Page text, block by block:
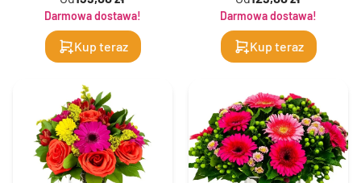
Darmowa dostawa!
Kup teraz
Darmowa dostawa!
Kup teraz